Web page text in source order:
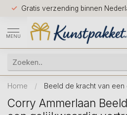
Gratis verzending binnen
MENU
Home / Beeld de kracht van
Corry Ammerlaan